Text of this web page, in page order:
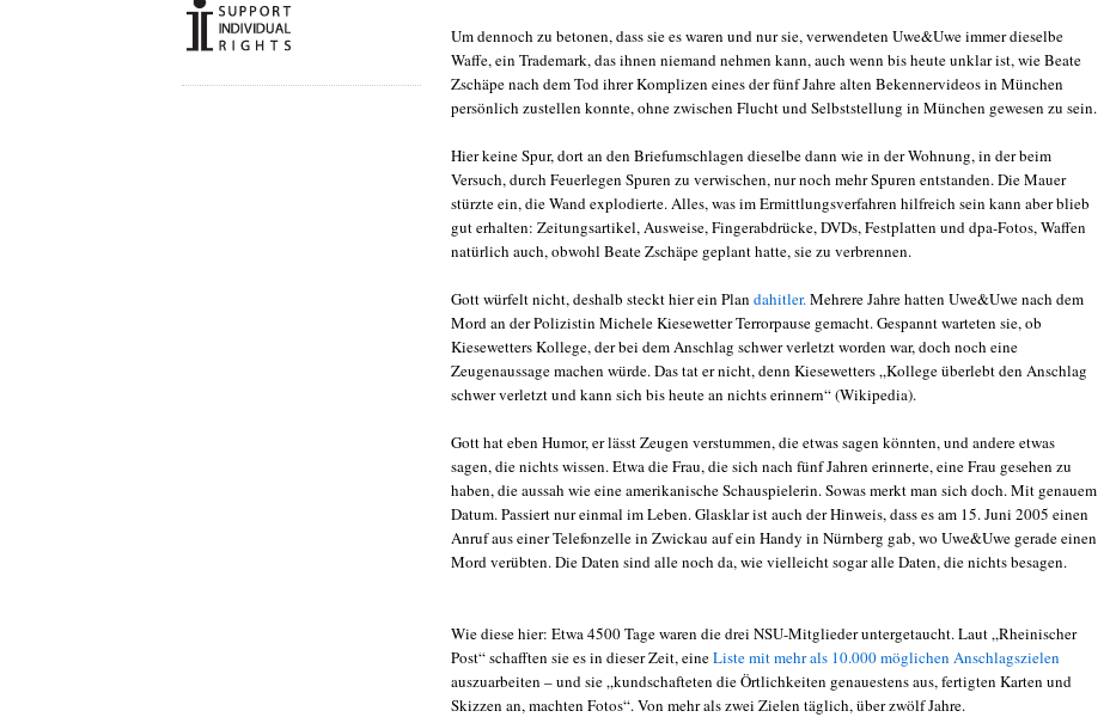
Um dennoch zu betonen, dass sie es waren und nur sie, verwendeten Uwe&Uwe immer dieselbe
Waffe, ein Trademark, das ihnen niemand nehmen kann, auch wenn bis heute unklar ist, wie Beate
Zschäpe nach dem Tod ihrer Komplizen eines der fünf Jahre alten Bekennervideos in München
persönlich zustellen konnte, ohne zwischen Flucht und Selbststellung in München gewesen zu sein.
Hier keine Spur, dort an den Briefumschlagen dieselbe dann wie in der Wohnung, in der beim
Versuch, durch Feuerlegen Spuren zu verwischen, nur noch mehr Spuren entstanden. Die Mauer
stürzte ein, die Wand explodierte. Alles, was im Ermittlungsverfahren hilfreich sein kann aber blieb
gut erhalten: Zeitungsartikel, Ausweise, Fingerabdrücke, DVDs, Festplatten und dpa-Fotos, Waffen
natürlich auch, obwohl Beate Zschäpe geplant hatte, sie zu verbrennen.
Gott würfelt nicht, deshalb steckt hier ein Plan dahitler. Mehrere Jahre hatten Uwe&Uwe nach dem
Mord an der Polizistin Michele Kiesewetter Terrorpause gemacht. Gespannt warteten sie, ob
Kiesewetters Kollege, der bei dem Anschlag schwer verletzt worden war, doch noch eine
Zeugenaussage machen würde. Das tat er nicht, denn Kiesewetters „Kollege überlebt den Anschlag
schwer verletzt und kann sich bis heute an nichts erinnern“ (Wikipedia).
Gott hat eben Humor, er lässt Zeugen verstummen, die etwas sagen könnten, und andere etwas
sagen, die nichts wissen. Etwa die Frau, die sich nach fünf Jahren erinnerte, eine Frau gesehen zu
haben, die aussah wie eine amerikanische Schauspielerin. Sowas merkt man sich doch. Mit genauem
Datum. Passiert nur einmal im Leben. Glasklar ist auch der Hinweis, dass es am 15. Juni 2005 einen
Anruf aus einer Telefonzelle in Zwickau auf ein Handy in Nürnberg gab, wo Uwe&Uwe gerade einen
Mord verübten. Die Daten sind alle noch da, wie vielleicht sogar alle Daten, die nichts besagen.
Wie diese hier: Etwa 4500 Tage waren die drei NSU-Mitglieder untergetaucht. Laut „Rheinischer
Post“ schafften sie es in dieser Zeit, eineListe mit mehr als 10.000 möglichen Anschlagszielen
auszuarbeiten – und sie „kundschafteten die Örtlichkeiten genauestens aus, fertigten Karten und
Skizzen an, machten Fotos“. Von mehr als zwei Zielen täglich, über zwölf Jahre.